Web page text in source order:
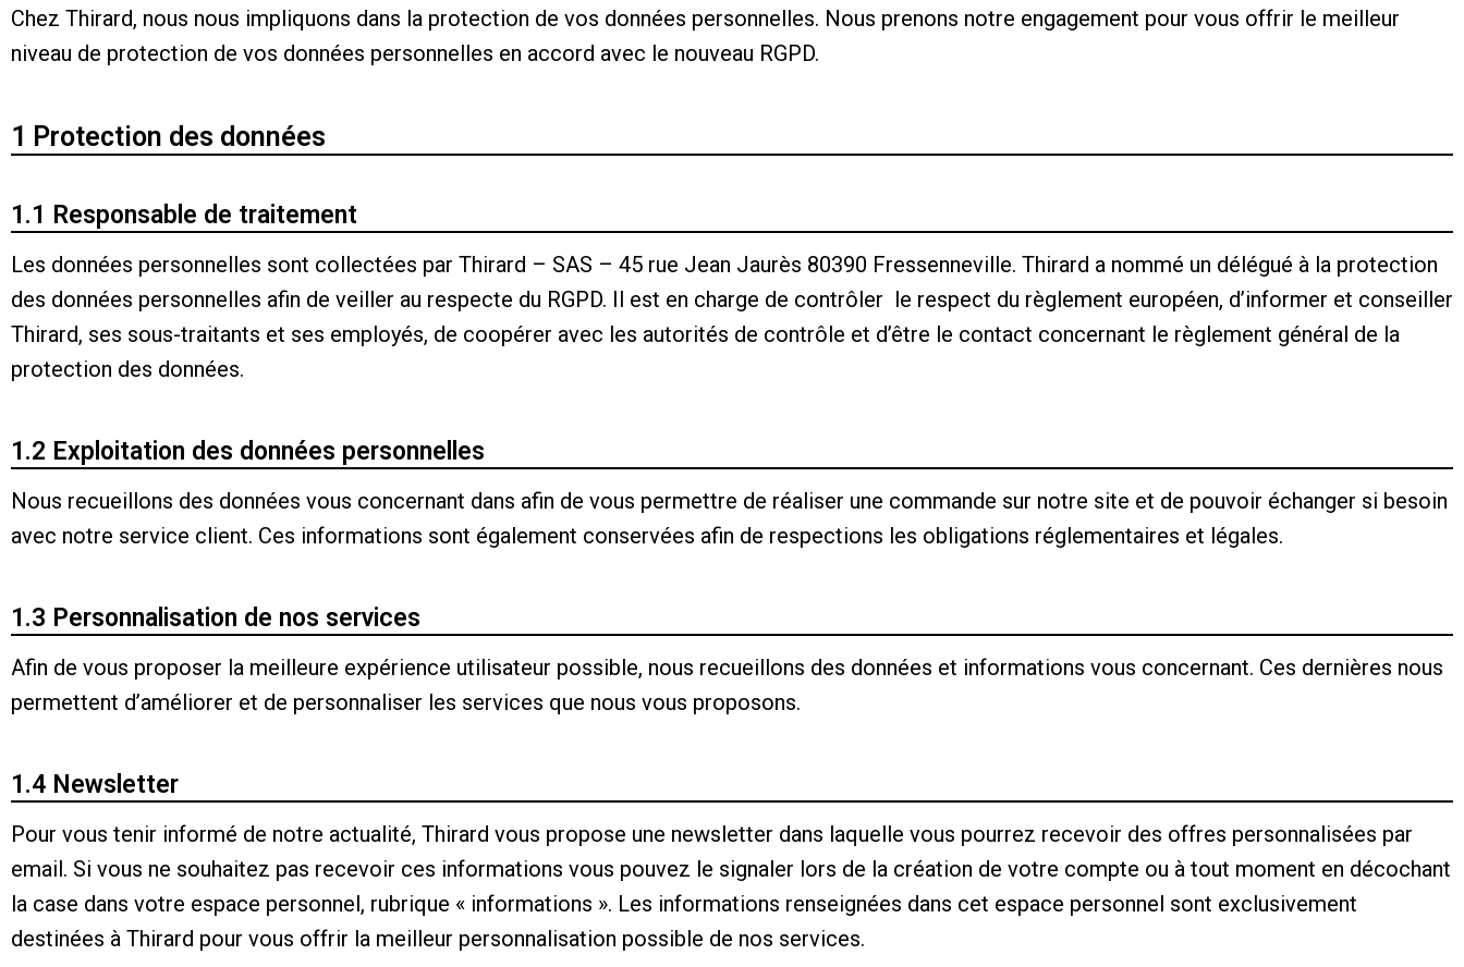
Chez Thirard, nous nous impliquons dans la protection de vos données personnelles. Nous prenons notre engagement pour vous offrir le meilleur
niveau de protection de vos données personnelles en accord avec le nouveau RGPD.
1 Protection des données
1.1 Responsable de traitement
Les données personnelles sont collectées par Thirard – SAS – 45 rue Jean Jaurès 80390 Fressenneville. Thirard a nommé un délégué à la protection
des données personnelles afin de veiller au respecte du RGPD. Il est en charge de contrôler le respect du règlement européen, d’informer et conseiller
Thirard, ses sous-traitants et ses employés, de coopérer avec les autorités de contrôle et d’être le contact concernant le règlement général de la
protection des données.
1.2 Exploitation des données personnelles
Nous recueillons des données vous concernant dans afin de vous permettre de réaliser une commande sur notre site et de pouvoir échanger si besoin
avec notre service client. Ces informations sont également conservées afin de respections les obligations réglementaires et légales.
1.3 Personnalisation de nos services
Afin de vous proposer la meilleure expérience utilisateur possible, nous recueillons des données et informations vous concernant. Ces dernières nous
permettent d’améliorer et de personnaliser les services que nous vous proposons.
1.4 Newsletter
Pour vous tenir informé de notre actualité, Thirard vous propose une newsletter dans laquelle vous pourrez recevoir des offres personnalisées par
email. Si vous ne souhaitez pas recevoir ces informations vous pouvez le signaler lors de la création de votre compte ou à tout moment en décochant
la case dans votre espace personnel, rubrique « informations ». Les informations renseignées dans cet espace personnel sont exclusivement
destinées à Thirard pour vous offrir la meilleur personnalisation possible de nos services.